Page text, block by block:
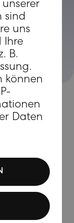
sind
uns
Ihre
B.
können
Daten